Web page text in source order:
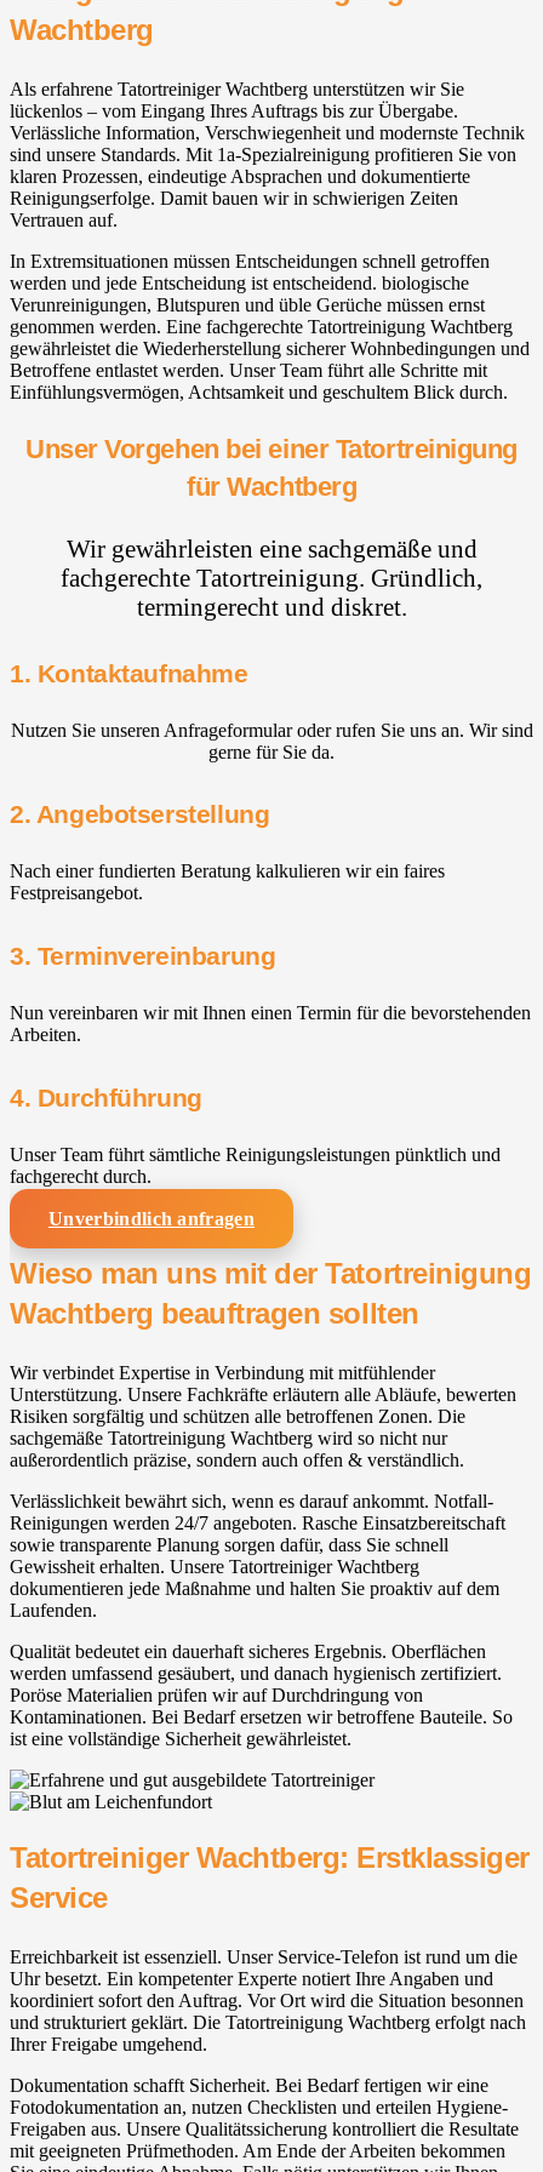
Wachtberg⁠
Als erfahrene Tatortreiniger Wachtberg⁠ unterstützen wir Sie
lückenlos – vom Eingang Ihres Auftrags bis zur Übergabe.
Verlässliche Information, Verschwiegenheit und modernste Technik
sind unsere Standards. Mit 1a-Spezialreinigung profitieren Sie von
klaren Prozessen, eindeutige Absprachen und dokumentierte
Reinigungserfolge. Damit bauen wir in schwierigen Zeiten
Vertrauen auf.
In Extremsituationen müssen Entscheidungen schnell getroffen
werden und jede Entscheidung ist entscheidend. biologische
Verunreinigungen, Blutspuren und üble Gerüche müssen ernst
genommen werden. Eine fachgerechte Tatortreinigung Wachtberg⁠
gewährleistet die Wiederherstellung sicherer Wohnbedingungen und
Betroffene entlastet werden. Unser Team führt alle Schritte mit
Einfühlungsvermögen, Achtsamkeit und geschultem Blick durch.
Unser Vorgehen bei einer Tatortreinigung
für Wachtberg⁠
Wir gewährleisten eine sachgemäße und
fachgerechte Tatortreinigung. Gründlich,
termingerecht und diskret.
1. Kontaktaufnahme
Nutzen Sie unseren Anfrageformular oder rufen Sie uns an. Wir sind
gerne für Sie da.
2. Angebotserstellung
Nach einer fundierten Beratung kalkulieren wir ein faires
Festpreisangebot.
3. Terminvereinbarung
Nun vereinbaren wir mit Ihnen einen Termin für die bevorstehenden
Arbeiten.
4. Durchführung
Unser Team führt sämtliche Reinigungsleistungen pünktlich und
fachgerecht durch.
Unverbindlich anfragen
Wieso man uns mit der Tatortreinigung
Wachtberg⁠ beauftragen sollten
Wir verbindet Expertise in Verbindung mit mitfühlender
Unterstützung. Unsere Fachkräfte erläutern alle Abläufe, bewerten
Risiken sorgfältig und schützen alle betroffenen Zonen. Die
sachgemäße Tatortreinigung Wachtberg⁠ wird so nicht nur
außerordentlich präzise, sondern auch offen & verständlich.
Verlässlichkeit bewährt sich, wenn es darauf ankommt. Notfall-
Reinigungen werden 24/7 angeboten. Rasche Einsatzbereitschaft
sowie transparente Planung sorgen dafür, dass Sie schnell
Gewissheit erhalten. Unsere Tatortreiniger Wachtberg⁠
dokumentieren jede Maßnahme und halten Sie proaktiv auf dem
Laufenden.
Qualität bedeutet ein dauerhaft sicheres Ergebnis. Oberflächen
werden umfassend gesäubert, und danach hygienisch zertifiziert.
Poröse Materialien prüfen wir auf Durchdringung von
Kontaminationen. Bei Bedarf ersetzen wir betroffene Bauteile. So
ist eine vollständige Sicherheit gewährleistet.
Tatortreiniger Wachtberg⁠: Erstklassiger
Service
Erreichbarkeit ist essenziell. Unser Service-Telefon ist rund um die
Uhr besetzt. Ein kompetenter Experte notiert Ihre Angaben und
koordiniert sofort den Auftrag. Vor Ort wird die Situation besonnen
und strukturiert geklärt. Die Tatortreinigung Wachtberg⁠ erfolgt nach
Ihrer Freigabe umgehend.
Dokumentation schafft Sicherheit. Bei Bedarf fertigen wir eine
Fotodokumentation an, nutzen Checklisten und erteilen Hygiene-
Freigaben aus. Unsere Qualitätssicherung kontrolliert die Resultate
mit geeigneten Prüfmethoden. Am Ende der Arbeiten bekommen